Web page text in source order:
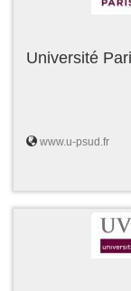
Université
www.u-psud.fr